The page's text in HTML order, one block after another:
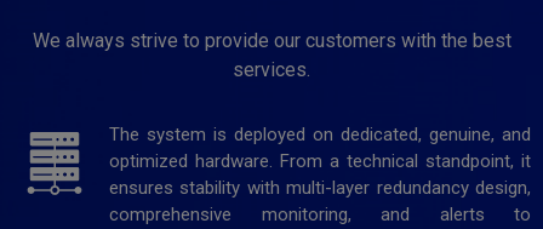
We always strive to provide our customers with the best
services.
The system is deployed on dedicated, genuine, and
optimized hardware. From a technical standpoint, it
ensures stability with multi-layer redundancy design,
comprehensive monitoring, and alerts to